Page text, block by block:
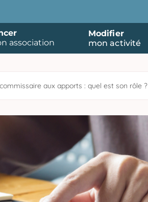
association
Modifier
mon activité
aux apports : quel est son rôle ?